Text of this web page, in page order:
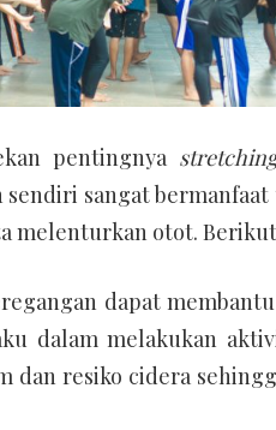
pentingnya
sendiri sangat
melenturkan otot.
dapat
dalam melakukan
dan resiko cidera